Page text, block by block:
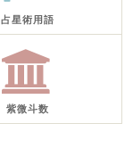
占星術用語
紫微斗数